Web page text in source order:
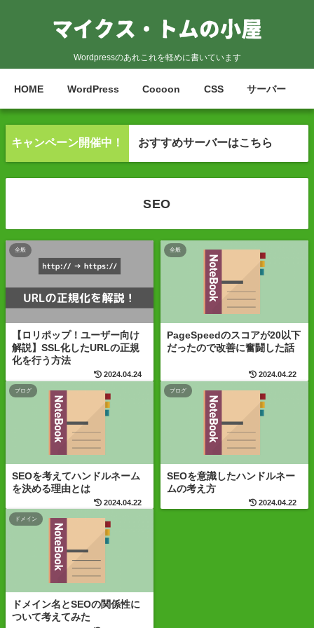
Wordpressのあれこれを軽めに書いています
HOME WordPress Cocoon CSS サーバー
キャンペーン開催中！ おすすめサーバーはこちら
SEO
全般
【ロリポップ！ユーザー向け
解説】SSL化したURLの正規
化を行う方法
2024.04.24
全般
PageSpeedのスコアが20以下
だったので改善に奮闘した話
2024.04.22
ブログ
SEOを考えてハンドルネーム
を決める理由とは
2024.04.22
ブログ
SEOを意識したハンドルネー
ムの考え方
2024.04.22
ドメイン
ドメイン名とSEOの関係性に
ついて考えてみた